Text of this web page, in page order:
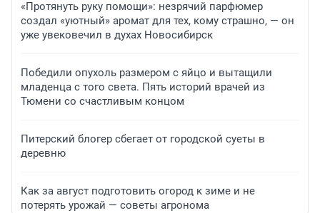
«Протянуть руку помощи»: незрячий парфюмер
создал «уютный» аромат для тех, кому страшно, — он
уже увековечил в духах Новосибирск
Победили опухоль размером с яйцо и вытащили
младенца с того света. Пять историй врачей из
Тюмени со счастливым концом
Питерский блогер сбегает от городской суеты в
деревню
Как за август подготовить огород к зиме и не
потерять урожай — советы агронома